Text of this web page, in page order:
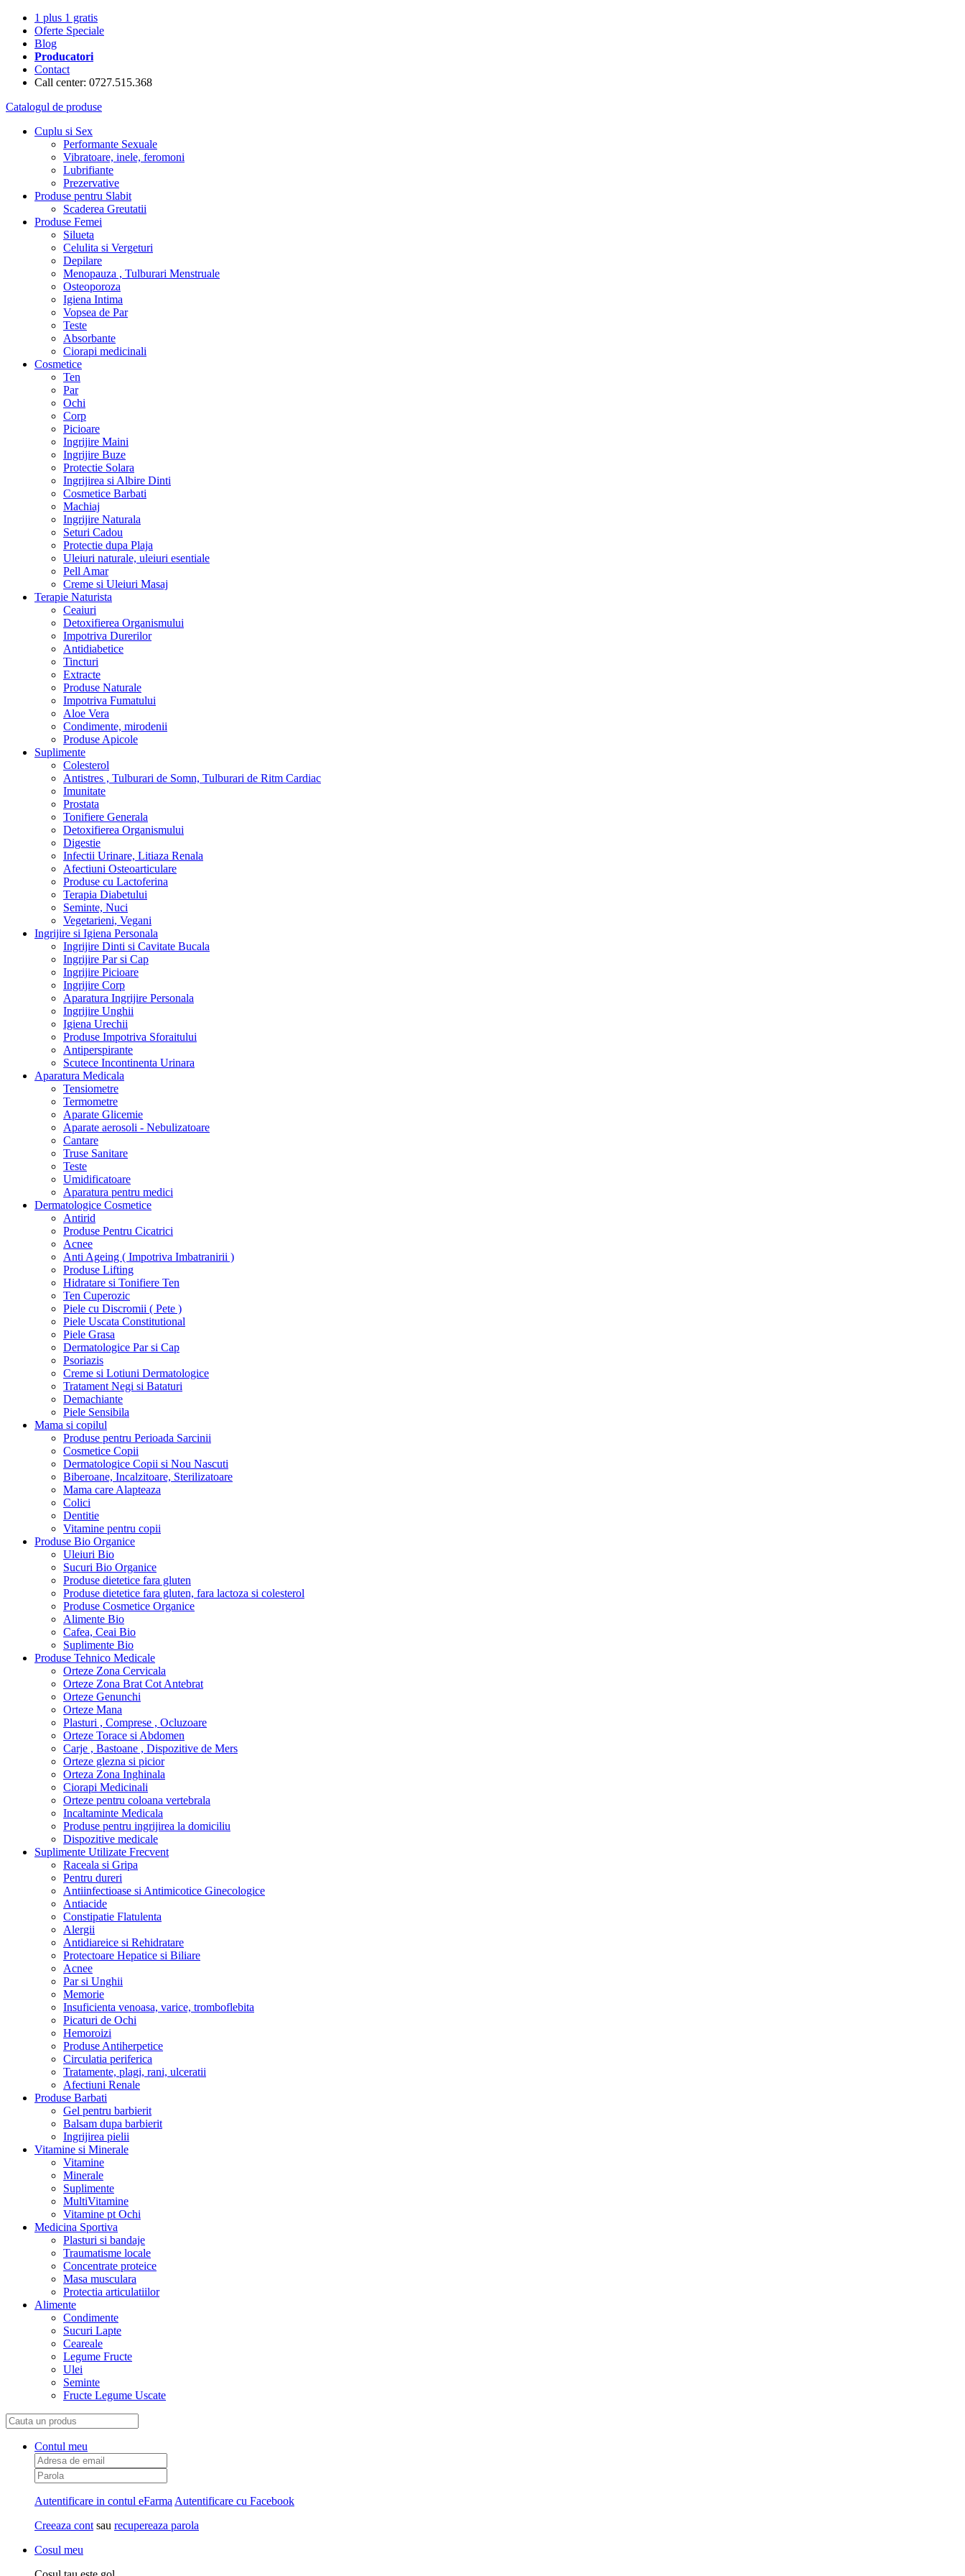
1 plus 1 gratis
Oferte Speciale
Blog
Producatori
Contact
Call center: 0727.515.368
Catalogul de produse
Cuplu si Sex
Performante Sexuale
Vibratoare, inele, feromoni
Lubrifiante
Prezervative
Produse pentru Slabit
Scaderea Greutatii
Produse Femei
Silueta
Celulita si Vergeturi
Depilare
Menopauza , Tulburari Menstruale
Osteoporoza
Igiena Intima
Vopsea de Par
Teste
Absorbante
Ciorapi medicinali
Cosmetice
Ten
Par
Ochi
Corp
Picioare
Ingrijire Maini
Ingrijire Buze
Protectie Solara
Ingrijirea si Albire Dinti
Cosmetice Barbati
Machiaj
Ingrijire Naturala
Seturi Cadou
Protectie dupa Plaja
Uleiuri naturale, uleiuri esentiale
Pell Amar
Creme si Uleiuri Masaj
Terapie Naturista
Ceaiuri
Detoxifierea Organismului
Impotriva Durerilor
Antidiabetice
Tincturi
Extracte
Produse Naturale
Impotriva Fumatului
Aloe Vera
Condimente, mirodenii
Produse Apicole
Suplimente
Colesterol
Antistres , Tulburari de Somn, Tulburari de Ritm Cardiac
Imunitate
Prostata
Tonifiere Generala
Detoxifierea Organismului
Digestie
Infectii Urinare, Litiaza Renala
Afectiuni Osteoarticulare
Produse cu Lactoferina
Terapia Diabetului
Seminte, Nuci
Vegetarieni, Vegani
Ingrijire si Igiena Personala
Ingrijire Dinti si Cavitate Bucala
Ingrijire Par si Cap
Ingrijire Picioare
Ingrijire Corp
Aparatura Ingrijire Personala
Ingrijire Unghii
Igiena Urechii
Produse Impotriva Sforaitului
Antiperspirante
Scutece Incontinenta Urinara
Aparatura Medicala
Tensiometre
Termometre
Aparate Glicemie
Aparate aerosoli - Nebulizatoare
Cantare
Truse Sanitare
Teste
Umidificatoare
Aparatura pentru medici
Dermatologice Cosmetice
Antirid
Produse Pentru Cicatrici
Acnee
Anti Ageing ( Impotriva Imbatranirii )
Produse Lifting
Hidratare si Tonifiere Ten
Ten Cuperozic
Piele cu Discromii ( Pete )
Piele Uscata Constitutional
Piele Grasa
Dermatologice Par si Cap
Psoriazis
Creme si Lotiuni Dermatologice
Tratament Negi si Bataturi
Demachiante
Piele Sensibila
Mama si copilul
Produse pentru Perioada Sarcinii
Cosmetice Copii
Dermatologice Copii si Nou Nascuti
Biberoane, Incalzitoare, Sterilizatoare
Mama care Alapteaza
Colici
Dentitie
Vitamine pentru copii
Produse Bio Organice
Uleiuri Bio
Sucuri Bio Organice
Produse dietetice fara gluten
Produse dietetice fara gluten, fara lactoza si colesterol
Produse Cosmetice Organice
Alimente Bio
Cafea, Ceai Bio
Suplimente Bio
Produse Tehnico Medicale
Orteze Zona Cervicala
Orteze Zona Brat Cot Antebrat
Orteze Genunchi
Orteze Mana
Plasturi , Comprese , Ocluzoare
Orteze Torace si Abdomen
Carje , Bastoane , Dispozitive de Mers
Orteze glezna si picior
Orteza Zona Inghinala
Ciorapi Medicinali
Orteze pentru coloana vertebrala
Incaltaminte Medicala
Produse pentru ingrijirea la domiciliu
Dispozitive medicale
Suplimente Utilizate Frecvent
Raceala si Gripa
Pentru dureri
Antiinfectioase si Antimicotice Ginecologice
Antiacide
Constipatie Flatulenta
Alergii
Antidiareice si Rehidratare
Protectoare Hepatice si Biliare
Acnee
Par si Unghii
Memorie
Insuficienta venoasa, varice, tromboflebita
Picaturi de Ochi
Hemoroizi
Produse Antiherpetice
Circulatia periferica
Tratamente, plagi, rani, ulceratii
Afectiuni Renale
Produse Barbati
Gel pentru barbierit
Balsam dupa barbierit
Ingrijirea pielii
Vitamine si Minerale
Vitamine
Minerale
Suplimente
MultiVitamine
Vitamine pt Ochi
Medicina Sportiva
Plasturi si bandaje
Traumatisme locale
Concentrate proteice
Masa musculara
Protectia articulatiilor
Alimente
Condimente
Sucuri Lapte
Ceareale
Legume Fructe
Ulei
Seminte
Fructe Legume Uscate
Contul meu
Autentificare in contul eFarma Autentificare cu Facebook
Creeaza cont sau recupereaza parola
Cosul meu